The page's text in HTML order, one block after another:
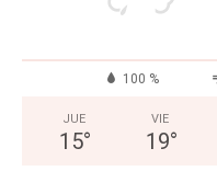
100 %
JUE
15°
VIE
19°